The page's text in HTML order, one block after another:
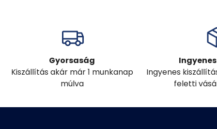
Gyorsaság
Kiszállítás akár már 1 munkanap
múlva
Ingyenes
feletti